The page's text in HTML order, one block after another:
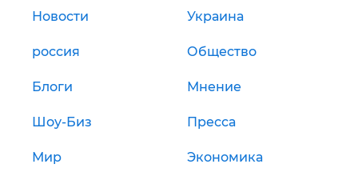
Новости Украина
россия Общество
Блоги Мнение
Шоу-Биз Пресса
Мир Экономика